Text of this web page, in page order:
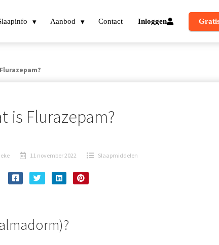
Aanbod Contact Inloggen
is Flurazepam?
11 november 2022 Slaapmiddelen